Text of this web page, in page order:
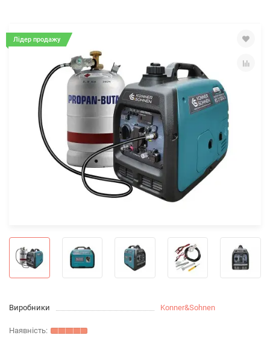
Лідер продажу
Виробники Konner&Sohnen